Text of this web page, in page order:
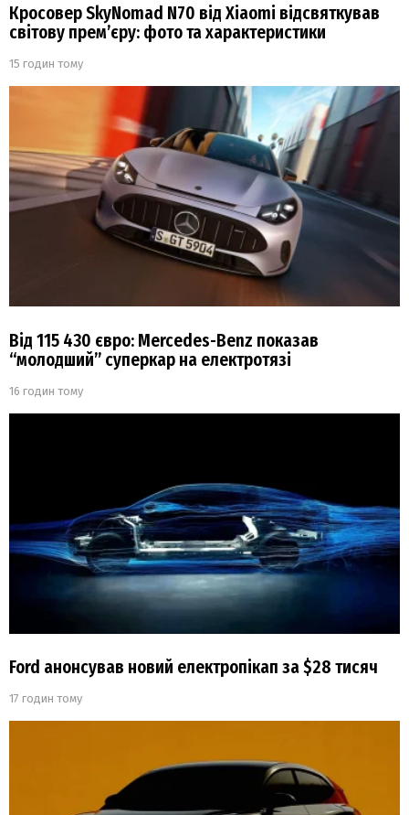
Кросовер SkyNomad N70 від Xiaomi відсвяткував
світову прем’єру: фото та характеристики
15 годин тому
Від 115 430 євро: Mercedes-Benz показав
“молодший” суперкар на електротязі
16 годин тому
Ford анонсував новий електропікап за $28 тисяч
17 годин тому